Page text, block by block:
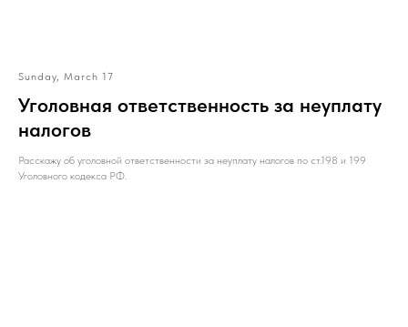
Sunday, March 17
Уголовная ответственность за неуплату
налогов
Расскажу об уголовной ответственности за неуплату налогов по ст.198 и 199
Уголовного кодекса РФ.